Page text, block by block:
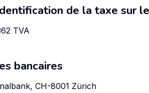
de la taxe sur
TVA
bancaires
CH-8001 Zürich